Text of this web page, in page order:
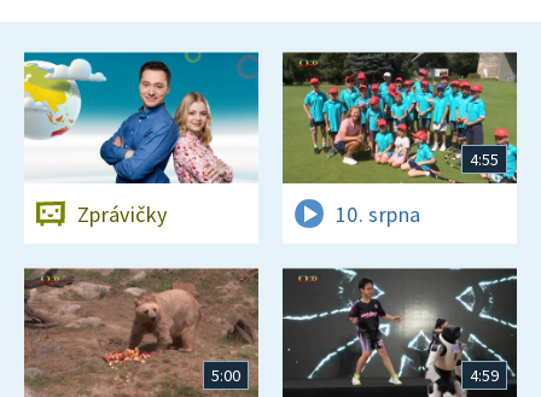
Zprávičky
4:55
10. srpna
5:00 4:59